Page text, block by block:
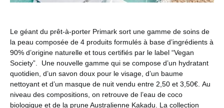
Le géant du prêt-à-porter Primark sort une gamme de soins de
la peau composée de 4 produits formulés à base d’ingrédients à
90% d’origine naturelle et tous certifiés par le label “Vegan
Society”.
Une nouvelle gamme qui se compose d’un hydratant
quotidien, d’un savon doux pour le visage, d’un baume
nettoyant et d’un masque de nuit vendu entre 2,50 et 3,50€. Au
niveau des compositions, on retrouve de l’eau de coco
biologique et de la prune Australienne Kakadu. La collection